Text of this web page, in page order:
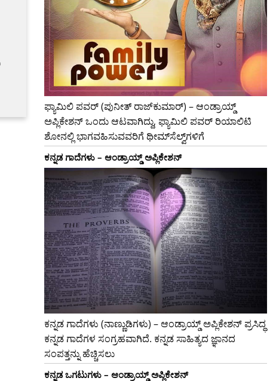
ಫ್ಯಾಮಿಲಿ ಪವರ್ (ಪುನೀತ್ ರಾಜ್‌ಕುಮಾರ್) – ಆಂಡ್ರಾಯ್ಡ್
ಅಪ್ಲಿಕೇಶನ್ ಒಂದು ಆಟವಾಗಿದ್ದು, ಫ್ಯಾಮಿಲಿ ಪವರ್ ರಿಯಾಲಿಟಿ
ಶೋನಲ್ಲಿ ಭಾಗವಹಿಸುವವರಿಗೆ ಥೀಮ್‌ಸೆಲ್ವ್‌ಗಳಿಗೆ
ಕನ್ನಡ ಗಾದೆಗಳು – ಆಂಡ್ರಾಯ್ಡ್ ಅಪ್ಲಿಕೇಶನ್
ಕನ್ನಡ ಗಾದೆಗಳು (ನಾಣ್ಣುಡಿಗಳು) – ಆಂಡ್ರಾಯ್ಡ್ ಅಪ್ಲಿಕೇಶನ್ ಪ್ರಸಿದ್ಧ
ಕನ್ನಡ ಗಾದೆಗಳ ಸಂಗ್ರಹವಾಗಿದೆ. ಕನ್ನಡ ಸಾಹಿತ್ಯದ ಜ್ಞಾನದ
ಸಂಪತ್ತನ್ನು ಹೆಚ್ಚಿಸಲು
ಕನ್ನಡ ಒಗಟುಗಳು – ಆಂಡ್ರಾಯ್ಡ್ ಅಪ್ಲಿಕೇಶನ್